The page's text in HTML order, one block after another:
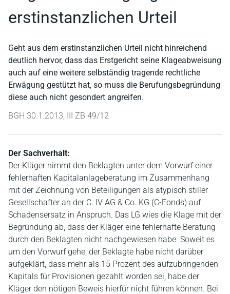
erstinstanzlichen Urteil
Geht aus dem erstinstanzlichen Urteil nicht hinreichend
deutlich hervor, dass das Erstgericht seine Klageabweisung
auch auf eine weitere selbständig tragende rechtliche
Erwägung gestützt hat, so muss die Berufungsbegründung
diese auch nicht gesondert angreifen.
BGH 30.1.2013, III ZB 49/12
Der Sachverhalt:
Der Kläger nimmt den Beklagten unter dem Vorwurf einer
fehlerhaften Kapitalanlageberatung im Zusammenhang
mit der Zeichnung von Beteiligungen als atypisch stiller
Gesellschafter an der C. IV AG & Co. KG (C-Fonds) auf
Schadensersatz in Anspruch. Das LG wies die Klage mit der
Begründung ab, dass der Kläger eine fehlerhafte Beratung
durch den Beklagten nicht nachgewiesen habe. Soweit es
um den Vorwurf gehe, der Beklagte habe nicht darüber
aufgeklärt, dass mehr als 15 Prozent des aufzubringenden
Kapitals für Provisionen gezahlt worden sei, habe der
Kläger den nötigen Beweis hierfür nicht führen können. Bei